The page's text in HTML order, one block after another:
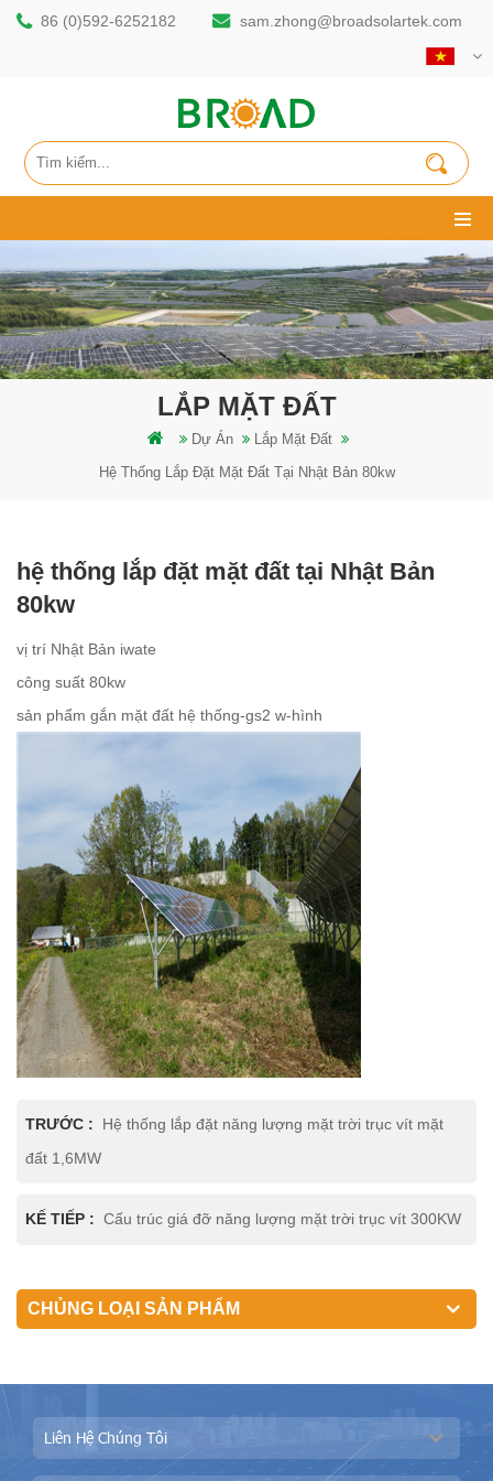
86 (0)592-6252182 sam.zhong@broadsolartek.com
LẮP MẶT ĐẤT
Dự Án
Lắp Mặt Đất
Hệ Thống Lắp Đặt Mặt Đất Tại Nhật Bản 80kw
hệ thống lắp đặt mặt đất tại Nhật Bản
80kw
vị trí Nhật Bản iwate
công suất 80kw
sản phẩm gắn mặt đất hệ thống-gs2 w-hình
TRƯỚC : Hệ thống lắp đặt năng lượng mặt trời trục vít mặt
đất 1,6MW
KẾ TIẾP : Cấu trúc giá đỡ năng lượng mặt trời trục vít 300KW
CHỦNG LOẠI SẢN PHẨM
Liên Hệ Chúng Tôi